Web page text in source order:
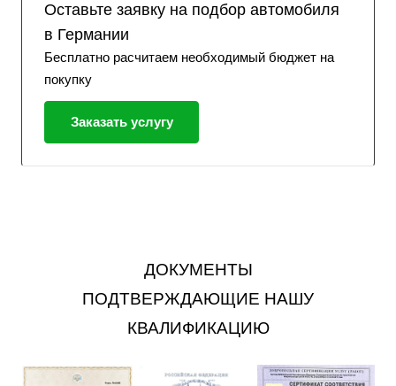
Оставьте заявку на подбор автомобиля
в Германии
Бесплатно расчитаем необходимый бюджет на
покупку
Заказать услугу
ДОКУМЕНТЫ
ПОДТВЕРЖДАЮЩИЕ НАШУ
КВАЛИФИКАЦИЮ